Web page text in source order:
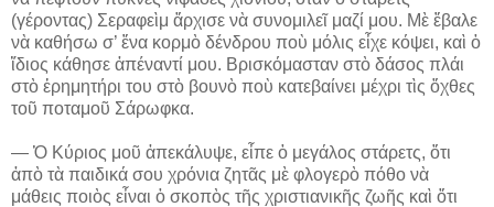
(γέροντας) Σεραφεὶμ ἄρχισε νὰ συνομιλεῖ μαζί μου. Μὲ ἔβαλε
νὰ καθήσω σ’ ἕνα κορμὸ δένδρου ποὺ μόλις εἶχε κόψει, καὶ ὁ
ἴδιος κάθησε ἀπέναντί μου. Βρισκόμασταν στὸ δάσος πλάι
στὸ ἐρημητήρι του στὸ βουνὸ ποὺ κατεβαίνει μέχρι τὶς ὄχθες
τοῦ ποταμοῦ Σάρωφκα.
— Ὁ Κύριος μοῦ ἀπεκάλυψε, εἶπε ὁ μεγάλος στάρετς, ὅτι
ἀπὸ τὰ παιδικά σου χρόνια ζητᾶς μὲ φλογερὸ πόθο νὰ
μάθεις ποιὸς εἶναι ὁ σκοπὸς τῆς χριστιανικῆς ζωῆς καὶ ὅτι